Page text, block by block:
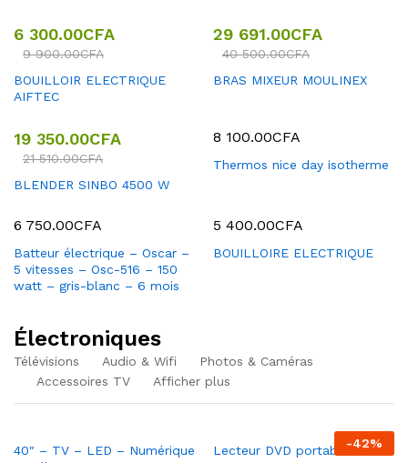
6 300.00CFA
9 900.00CFA
BOUILLOIR ELECTRIQUE
AIFTEC
29 691.00CFA
40 500.00CFA
BRAS MIXEUR MOULINEX
19 350.00CFA
21 510.00CFA
BLENDER SINBO 4500 W
8 100.00CFA
Thermos nice day isotherme
6 750.00CFA
Batteur électrique – Oscar –
5 vitesses – Osc-516 – 150
watt – gris-blanc – 6 mois
5 400.00CFA
BOUILLOIRE ELECTRIQUE
Électroniques
Télévisions Audio & Wifi
Photos & Caméras
Accessoires TV
Afficher plus
40″ – TV – LED – Numérique
-42%
Lecteur DVD portable PEVD-